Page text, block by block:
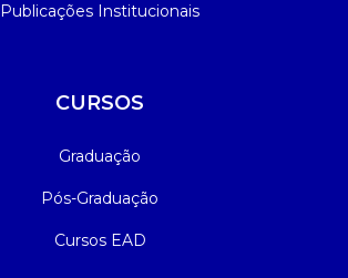
Publicações Institucionais
CURSOS
Graduação
Pós-Graduação
Cursos EAD